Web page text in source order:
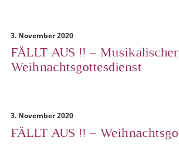
3. November 2020
FÄLLT AUS !! – Musikalischer
Weihnachtsgottesdienst
3. November 2020
FÄLLT AUS !! –